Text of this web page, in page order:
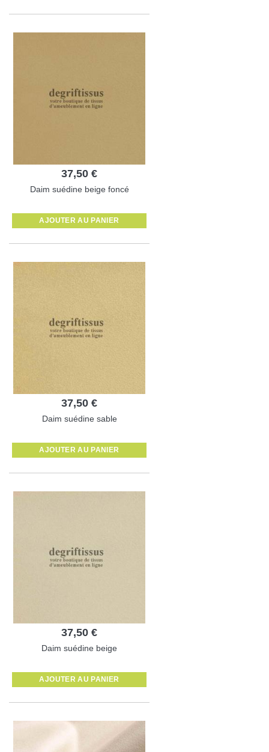
37,50 €
Daim suédine beige foncé
AJOUTER AU PANIER
37,50 €
Daim suédine sable
AJOUTER AU PANIER
37,50 €
Daim suédine beige
AJOUTER AU PANIER